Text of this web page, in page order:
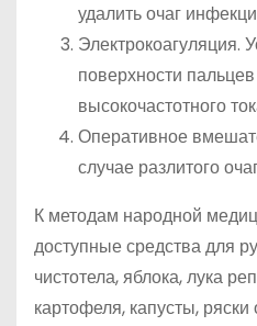
удалить очаг
Электрокоагуляция.
поверхности
высокочастотного
Оперативное
случае разлитого
К методам народной
доступные средства для
чистотела, яблока, лука
картофеля, капусты,